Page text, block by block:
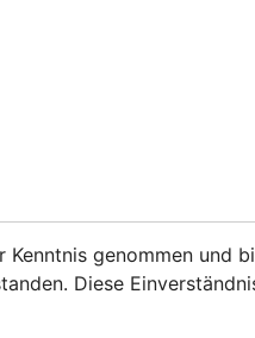
Kenntnis genommen und
Diese